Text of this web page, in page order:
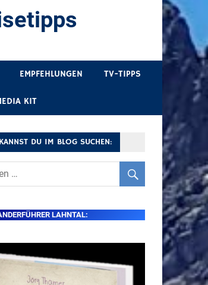
EMPFEHLUNGEN TV-TIPPS
KIT
DU IM BLOG SUCHEN:
LAHNTAL: